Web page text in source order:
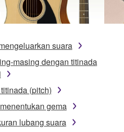
suara
masing dengan titinada
(pitch)
gema
lubang suara